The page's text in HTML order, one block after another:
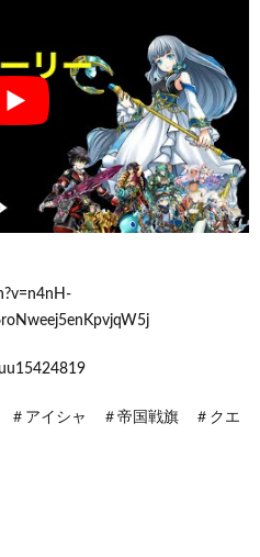
＃アイシャ ＃帝国戦旗 ＃クエ